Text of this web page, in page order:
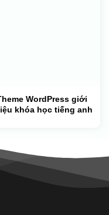
WordPress giới
khóa học tiếng anh